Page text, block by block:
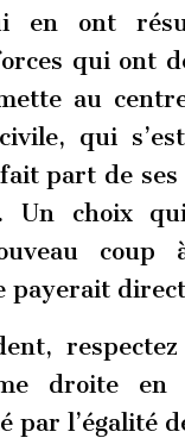
en ont
qui ont
au
qui
part de
Un choix
coup
payerait
droite en
par l’égalité